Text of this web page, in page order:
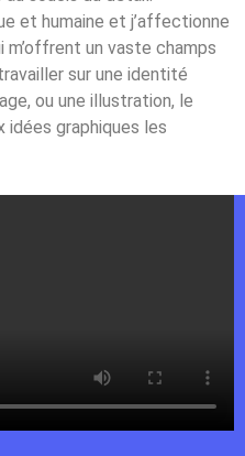
et humaine et j’affectionne
m’offrent un vaste champs
travailler sur une identité
ou une illustration, le
idées graphiques les